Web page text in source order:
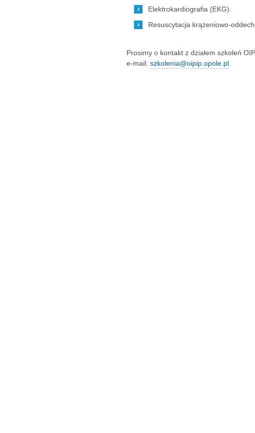
Elektrokardiografia (EKG).
Resuscytacja krążeniowo-
Prosimy o kontakt z działem szkoleń
e-mail: szkolenia@oipip.opole.pl